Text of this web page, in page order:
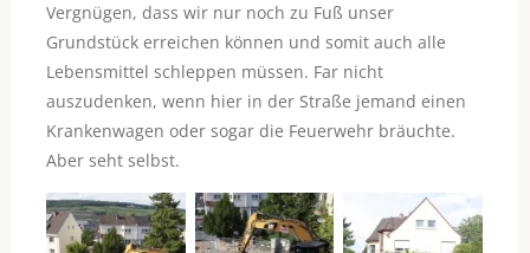
Vergnügen, dass wir nur noch zu Fuß unser
Grundstück erreichen können und somit auch alle
Lebensmittel schleppen müssen. Far nicht
auszudenken, wenn hier in der Straße jemand einen
Krankenwagen oder sogar die Feuerwehr bräuchte.
Aber seht selbst.